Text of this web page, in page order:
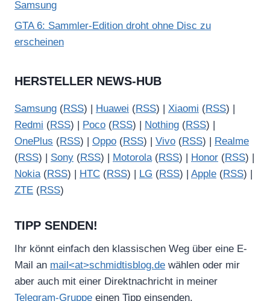
Samsung
GTA 6: Sammler-Edition droht ohne Disc zu
erscheinen
HERSTELLER NEWS-HUB
Samsung (RSS) | Huawei (RSS) | Xiaomi (RSS) |
Redmi (RSS) | Poco (RSS) | Nothing (RSS) |
OnePlus (RSS) | Oppo (RSS) | Vivo (RSS) |
Realme
(RSS) | Sony (RSS) | Motorola(RSS) | Honor (RSS) |
Nokia(RSS) | HTC (RSS) | LG (RSS) | Apple (RSS) |
ZTE (RSS)
TIPP SENDEN!
Ihr könnt einfach den klassischen Weg über eine E-
Mail an mail<at>schmidtisblog.de wählen oder mir
aber auch mit einer Direktnachricht in meiner
Telegram-Gruppe einen Tipp einsenden.